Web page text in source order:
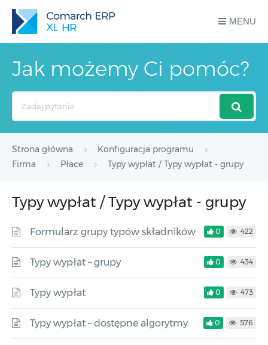
MENU
Jak możemy Ci pomóc?
Strona główna
Konfiguracja programu
Firma
Płace Typy wypłat / Typy wypłat - grupy
Typy wypłat / Typy wypłat - grupy
Formularz grupy typów składników 0 422
Typy wypłat – grupy 0 434
Typy wypłat 0 473
Typy wypłat – dostępne algorytmy 0 576